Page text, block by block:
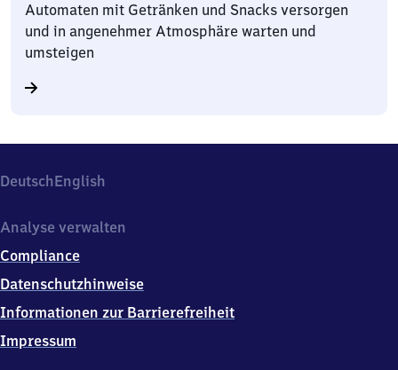
Automaten mit Getränken und Snacks versorgen
und in angenehmer Atmosphäre warten und
umsteigen
DeutschEnglish
Analyse verwalten
Compliance
Datenschutzhinweise
Informationen zur Barrierefreiheit
Impressum